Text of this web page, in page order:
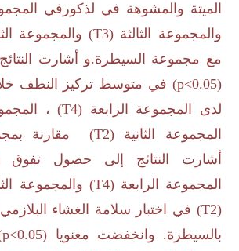
الميتة والمشوهة في لذكورفي
والمجموعة الثالثة (T3) والمجموعة
مع مجموعة السيطرة.و أشارت النتائج
p<0.05) في متوسط تركيز النطف خلال
لدى المجموعة الرابعة ( T4) ،
المجموعة الثانية (
T2) مقارنة
أشارت النتائج إلى حصول تفوق (
المجموعة الرابعة ( T4) والمجموعة
T2) في اختبار سلامة الغشاء البلازمي (
بالسيطرة. وانخفضت معنويا ( p<0.05
)